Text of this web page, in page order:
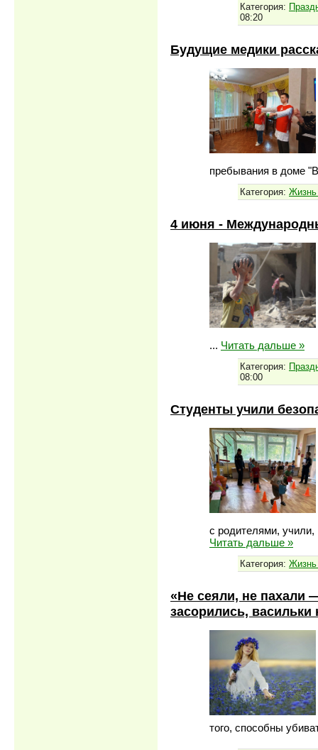
Категория:
08:20
Будущие медики
пребывания в доме
Категория:
4 июня -
... Читать дальше »
Категория:
08:00
Студенты учили
с родителями, учили,
Читать дальше »
Категория:
«Не сеяли, не пахали
засорились, васильки
того, способны